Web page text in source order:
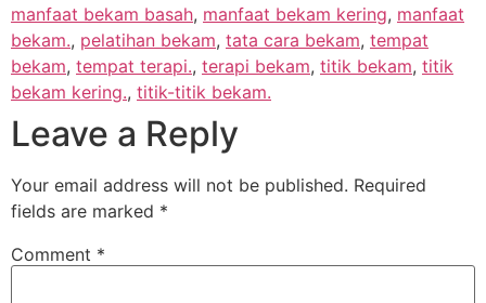
manfaat bekam basah, manfaat bekam kering, manfaat
bekam., pelatihan bekam, tata cara bekam, tempat
bekam, tempat terapi., terapi bekam, titik bekam, titik
bekam kering., titik-titik bekam.
Leave a Reply
Your email address will not be published. Required
fields are marked *
Comment *